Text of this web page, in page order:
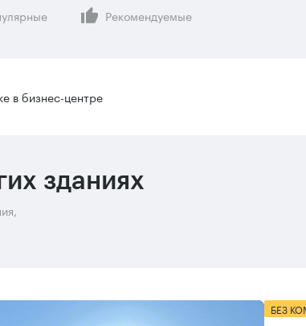
Рекомендуемые
в бизнес-центре
зданиях
БЕЗ